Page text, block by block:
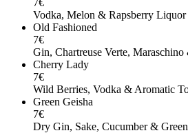
Vodka, Melon & Rapsberry
Old Fashioned
7€
Gin, Chartreuse Verte,
Cherry Lady
7€
Wild Berries, Vodka & Aromatic
Green Geisha
7€
Dry Gin, Sake, Cucumber &